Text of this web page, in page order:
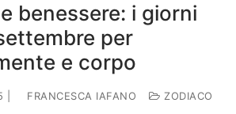
benessere: i giorni
per
e corpo
FRANCESCA IAFANO ZODIACO